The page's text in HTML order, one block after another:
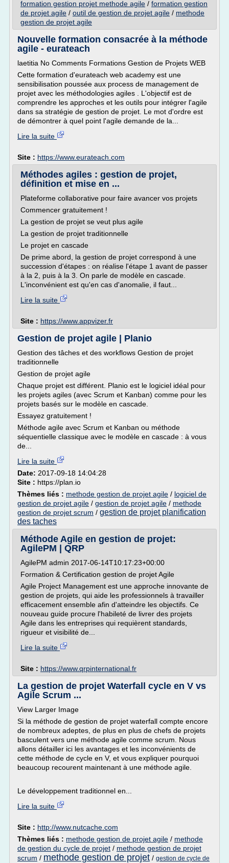
formation gestion projet methode agile / formation gestion
de projet agile / outil de gestion de projet agile / methode
gestion de projet agile
Nouvelle formation consacrée à la méthode
agile - eurateach
laetitia No Comments Formations Gestion de Projets WEB
Cette formation d'eurateach web academy est une
sensibilisation poussée aux process de management de
projet avec les méthodologies agiles . L'objectif est de
comprendre les approches et les outils pour intégrer l'agile
dans sa stratégie de gestion de projet. Le mot d'ordre est
de démontrer à quel point l'agile demande de la...
Lire la suite
Site : https://www.eurateach.com
Méthodes agiles : gestion de projet,
définition et mise en ...
Plateforme collaborative pour faire avancer vos projets
Commencer gratuitement !
La gestion de projet se veut plus agile
La gestion de projet traditionnelle
Le projet en cascade
De prime abord, la gestion de projet correspond à une
succession d'étapes : on réalise l'étape 1 avant de passer
à la 2, puis à la 3. On parle de modèle en cascade.
L'inconvénient est qu'en cas d'anomalie, il faut...
Lire la suite
Site : https://www.appvizer.fr
Gestion de projet agile | Planio
Gestion des tâches et des workflows Gestion de projet
traditionnelle
Gestion de projet agile
Chaque projet est différent. Planio est le logiciel idéal pour
les projets agiles (avec Scrum et Kanban) comme pour les
projets basés sur le modèle en cascade.
Essayez gratuitement !
Méthode agile avec Scrum et Kanban ou méthode
séquentielle classique avec le modèle en cascade : à vous
de...
Lire la suite
Date: 2017-09-18 14:04:28
Site : https://plan.io
Thèmes liés : methode gestion de projet agile / logiciel de
gestion de projet agile / gestion de projet agile / methode
gestion de projet scrum / gestion de projet planification
des taches
Méthode Agile en gestion de projet:
AgilePM | QRP
AgilePM admin 2017-06-14T10:17:23+00:00
Formation & Certification gestion de projet Agile
Agile Project Management est une approche innovante de
gestion de projets, qui aide les professionnels à travailler
efficacement ensemble afin d'atteindre les objectifs. Ce
nouveau guide procure l'habileté de livrer des projets
Agile dans les entreprises qui requièrent standards,
rigueur et visibilité de...
Lire la suite
Site : https://www.qrpinternational.fr
La gestion de projet Waterfall cycle en V vs
Agile Scrum ...
View Larger Image
Si la méthode de gestion de projet waterfall compte encore
de nombreux adeptes, de plus en plus de chefs de projets
basculent vers une méthode agile comme scrum. Nous
allons détailler ici les avantages et les inconvénients de
cette méthode de cycle en V, et vous expliquer pourquoi
beaucoup recourent maintenant à une méthode agile.
Le développement traditionnel en...
Lire la suite
Site : http://www.nutcache.com
Thèmes liés : methode gestion de projet agile / methode
de gestion du cycle de projet / methode gestion de projet
scrum / methode gestion de projet / gestion de cycle de